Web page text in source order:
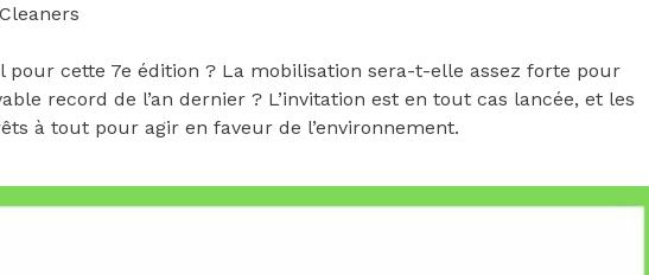
pour cette 7e édition ? La mobilisation sera-t-elle assez forte pour
record de l’an dernier ? L’invitation est en tout cas lancée, et les
à tout pour agir en faveur de l’environnement.